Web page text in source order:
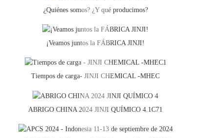
¿Quiénes somos? ¿Y qué producimos?
¡Veamos juntos la FÁBRICA JINJI!
Tiempos de carga- JINJI CHEMICAL -MHEC
ABRIGO CHINA 2024 JINJI QUÍMICO 4.1C71